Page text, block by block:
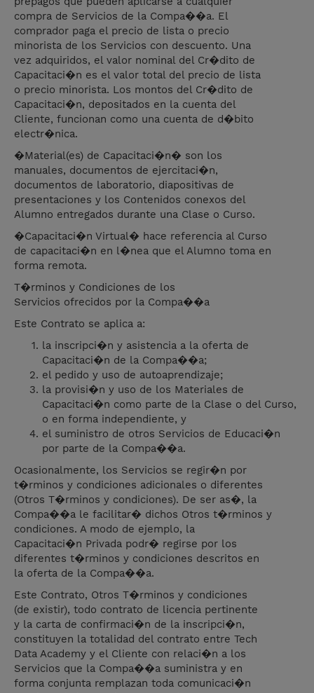
compra de Servicios de la Compa��a. El
comprador paga el precio de lista o precio
minorista de los Servicios con descuento. Una
vez adquiridos, el valor nominal del Cr�dito de
Capacitaci�n es el valor total del precio de lista
o precio minorista. Los montos del Cr�dito de
Capacitaci�n, depositados en la cuenta del
Cliente, funcionan como una cuenta de d�bito
electr�nica.
�Material(es) de Capacitaci�n� son los
manuales, documentos de ejercitaci�n,
documentos de laboratorio, diapositivas de
presentaciones y los Contenidos conexos del
Alumno entregados durante una Clase o Curso.
�Capacitaci�n Virtual� hace referencia al Curso
de capacitaci�n en l�nea que el Alumno toma en
forma remota.
T�rminos y Condiciones de los
Servicios ofrecidos por la Compa��a
Este Contrato se aplica a:
la inscripci�n y asistencia a la oferta de
Capacitaci�n de la Compa��a;
el pedido y uso de autoaprendizaje;
la provisi�n y uso de los Materiales de
Capacitaci�n como parte de la Clase o del Curso,
o en forma independiente, y
el suministro de otros Servicios de Educaci�n
por parte de la Compa��a.
Ocasionalmente, los Servicios se regir�n por
t�rminos y condiciones adicionales o diferentes
(Otros T�rminos y condiciones). De ser as�, la
Compa��a le facilitar� dichos Otros t�rminos y
condiciones. A modo de ejemplo, la
Capacitaci�n Privada podr� regirse por los
diferentes t�rminos y condiciones descritos en
la oferta de la Compa��a.
Este Contrato, Otros T�rminos y condiciones
(de existir), todo contrato de licencia pertinente
y la carta de confirmaci�n de la inscripci�n,
constituyen la totalidad del contrato entre Tech
Data Academy y el Cliente con relaci�n a los
Servicios que la Compa��a suministra y en
forma conjunta remplazan toda comunicaci�n